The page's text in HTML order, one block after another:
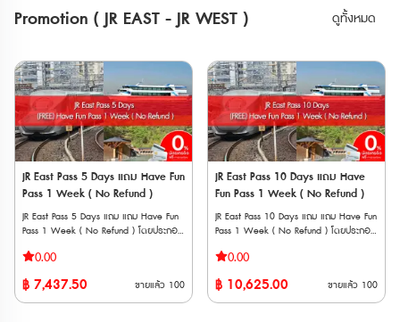
Electric Railway • สามารถใช้รถไฟ Chizu
Express • สามารถใช้รถบัส West JR Bus
สุดท้าย) • สามารถใช้ได้เฉพาะนักท่องเที่ยว
ชาวต่างชาติเท่านั้น • Passport ข้าราชการ
ปกเล่มสีน้ำเงิน ไม่สามารถใช้งานพาสทุกพาส
ได้ หมายเหตุ * สามารถใช้กับ Sanyo
Shinkansen
“NOZOMI” และ “MIZUHO” ได้ * ไม่
สามารถใช้ได้กับ Tokaido Shinkansen
(Shin-Osaka ⟺ Kyoto/Maibara) * มี
ค่าใช้จ่ายเพิ่มเติม กรณีใช้บริการขบวนรถไฟ
ที่ต้องแสดงตั๋วขึ้นรถไฟ (Jousha Seiriken)
หรือ ตั๋วไลน์เนอร์ (Liner Ken) * สามารถใช้
ผ่านประตูตรวจตั๋วอัตโนมัติได้ด้วย ** จุด
Takayama-Hokuriku Area Pass และ JR
ญี่ปุ่นเท่านั้น Have Fun in Okayama
Pass (สามารถเลือกเข้าชมได้ 3 สถานทีj)
Resort เปิดให้บริการ * ไม่สามารถใช้พาสกับ
รถบัส JR ได้ 💺การจองที่นั่ง * หากใช้ที่
บางขบวนมีเฉพาะที่นั่งแบบจองเท่านั้น และไม่
สามารถจองบนขบวนได้ ต้องจองล่วงหน้าที่
เคาน์เตอร์ให้บริการ * สามารถทำการจองที่
นั่งล่วงได้ที่ เครื่องจำหน่ายตั๋วอัตโนมัติและ
เคาน์เตอร์บริการ * สามารถจองที่ล่วงหน้า
ออนไลน์ได้ที่ "JR-EAST Train Reservation"
📱วิธีการใช้งาน * นำเวาเชอร์พร้อม
ไปรับพาสตัวจริงที่เคาน์เตอร์ JR (ตรวจสอบ
สถานที่แลกพาส JR East Pass (Tohoku
Area)) * ต้องระบุวันที่เริ่มใช้งานภายใน 1
เดือนขณะที่แลกรับพาสจริง และไม่สามารถ
เปลี่ยนแปลงภายหลังได้ จุดแลกรับ JR
TOKYO Wide Pass • JR EAST Travel
Shibuya Station ・Shinjuku Station
Promotion ( JR EAST - JR WEST ) ดูทั้งหมด
JR East Pass 5 Days แถม Have Fun
Pass 1 Week ( No Refund )
JR East Pass 5 Days แถม แถม Have Fun
Pass 1 Week ( No Refund ) โดยประกอบ
Pass 5 Days เป็นบัตรโดยสารรถไฟ JR ที่ให้
โต และภูมิภาคโทโฮกุ ได้โดยไม่จำกัดครั้ง
สามารถใช้ได้ 5 วันต่อเนื่อง • Have Fun
0.00
฿ 7,437.50 ขายแล้ว 100
JR East Pass 10 Days แถม Have
Fun Pass 1 Week ( No Refund )
JR East Pass 10 Days แถม แถม Have Fun
Pass 1 Week ( No Refund ) โดยประกอบ
Pass 10 Days เป็นบัตรโดยสารรถไฟ JR ที่ให้
โต และภูมิภาคโทโฮกุ ได้โดยไม่จำกัดครั้ง
สามารถใช้ได้ 10 วันต่อเนื่อง • Have Fun
0.00
฿ 10,625.00 ขายแล้ว 100